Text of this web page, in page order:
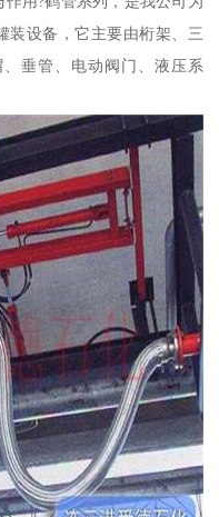
装设备，它主要由桁架、三
垂管、电动阀门、液压系